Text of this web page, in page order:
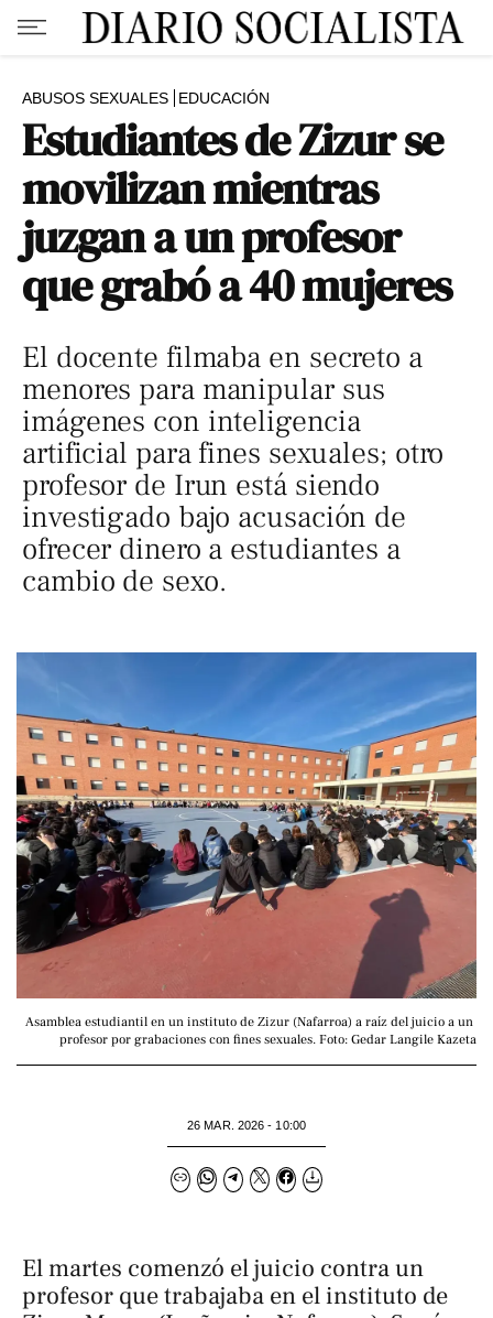
ABUSOS SEXUALES EDUCACIÓN
Estudiantes de Zizur se
movilizan mientras
juzgan a un profesor
que grabó a 40 mujeres
El docente filmaba en secreto a
menores para manipular sus
imágenes con inteligencia
artificial para fines sexuales; otro
profesor de Irun está siendo
investigado bajo acusación de
ofrecer dinero a estudiantes a
cambio de sexo.
Asamblea estudiantil en un instituto de Zizur (Nafarroa) a raíz del juicio a un
profesor por grabaciones con fines sexuales. Foto: Gedar Langile Kazeta
26 MAR. 2026 - 10:00
El martes comenzó el juicio contra un
profesor que trabajaba en el instituto de